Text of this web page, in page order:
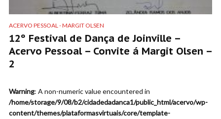
ACERVO PESSOAL - MARGIT OLSEN
12º Festival de Dança de Joinville –
Acervo Pessoal – Convite á Margit Olsen –
2
Warning: A non-numeric value encountered in
/home/storage/9/08/b2/cidadedadanca1/public_html/acervo/wp-
content/themes/plataformasvirtuais/core/template-